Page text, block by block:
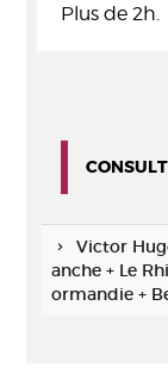
Plus de 2h.
Victor
anche + Le
ormandie +